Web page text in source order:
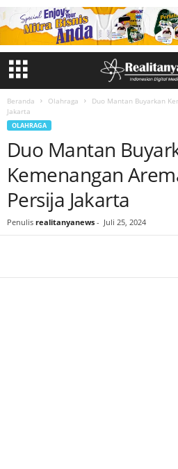
Beranda Olahraga
Duo Mantan Buyarkan
Jakarta
OLAHRAGA
Duo Mantan
Kemenangan
Persija Jakarta
Penulis realitanyanews - Juli 25, 2024